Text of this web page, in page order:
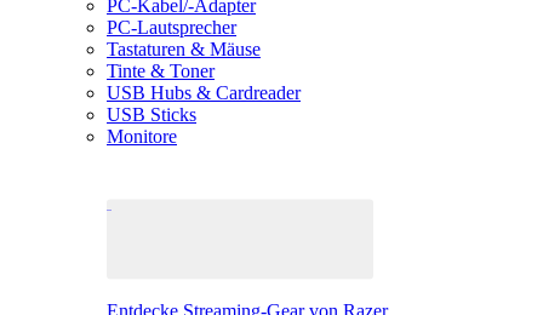
PC-Kabel/-Adapter
PC-Lautsprecher
Tastaturen & Mäuse
Tinte & Toner
USB Hubs & Cardreader
USB Sticks
Monitore
Entdecke Streaming-Gear von Razer